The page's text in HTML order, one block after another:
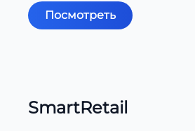
Посмотреть
SmartRetail